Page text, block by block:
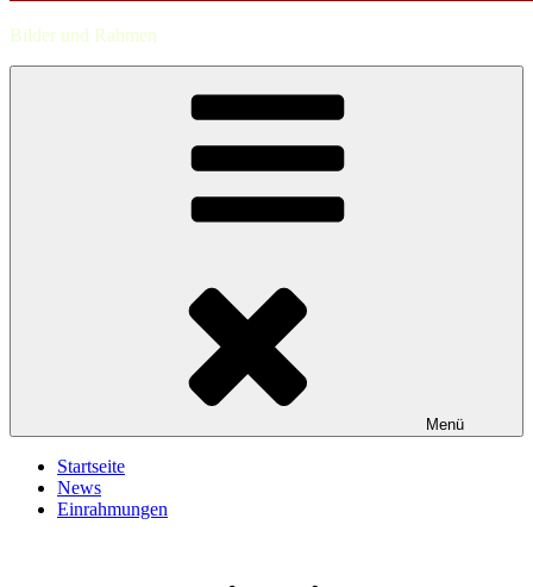
Bilder und Rahmen
Menü
Startseite
News
Einrahmungen